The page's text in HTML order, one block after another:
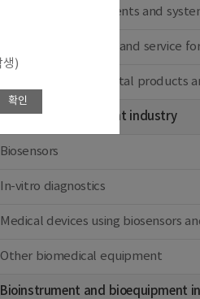
Bioenvironmental agents and
Measuring apparatus and service
Other bioenvironmental products
Biomedical equipment industry
Biosensors
In-vitro diagnostics
Medical devices using biosensors
Other biomedical equipment
Bioinstrument and bioequipment
생)
확인